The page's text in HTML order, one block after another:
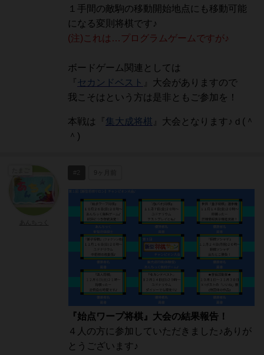
１手間の敵駒の移動開始地点にも移動可能
になる変則将棋です♪
(注)これは…プログラムゲームですが♪
ボードゲーム関連としては
セカンドベスト
』大会がありますので
我こそはという方は是非ともご参加を！
本戦は『 集大成将棋 』大会となります♪ｄ(＾
＾)
『始点ワープ将棋』大会の結果報告！
４人の方に参加していただきました♪ありが
とうございます♪